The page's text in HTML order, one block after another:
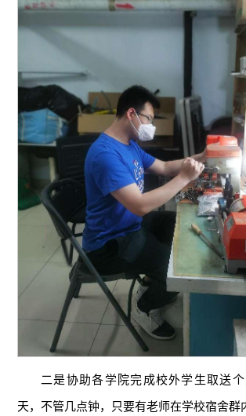
二是协助各学院完成校外学生取送
天，不管几点钟，只要有老师在学校宿舍群